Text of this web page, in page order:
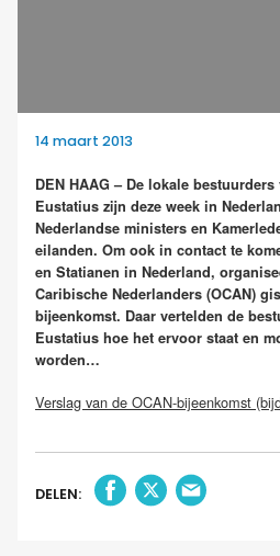
14 maart 2013
DEN HAAG – De lokale
Eustatius zijn deze week in
Nederlandse ministers en
eilanden. Om ook in contact te
en Statianen in Nederland,
Caribische Nederlanders (OCAN)
bijeenkomst. Daar vertelden de
Eustatius hoe het ervoor staat en
worden…
Verslag van de OCAN-bijeenkomst
DELEN: